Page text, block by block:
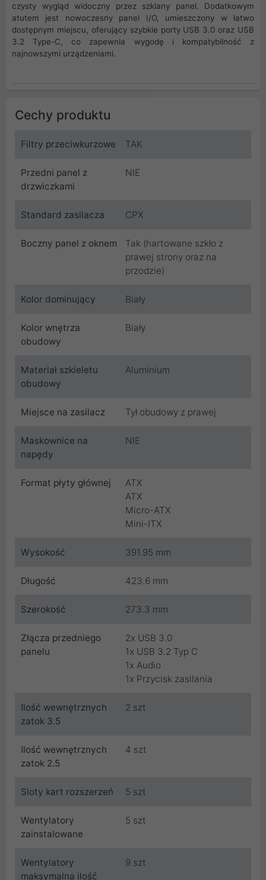
czysty wygląd widoczny przez szklany panel. Dodatkowym
atutem jest nowoczesny panel I/O, umieszczony w łatwo
dostępnym miejscu, oferujący szybkie porty USB 3.0 oraz USB
3.2 Type-C, co zapewnia wygodę i kompatybilność z
najnowszymi urządzeniami.
Cechy produktu
Filtry przeciwkurzowe TAK
Przedni panel z
drzwiczkami
NIE
Standard zasilacza CPX
Boczny panel z oknem
Tak (hartowane szkło z
prawej strony oraz na
przodzie)
Kolor dominujący Biały
Kolor wnętrza
obudowy
Biały
Materiał szkieletu
obudowy
Aluminium
Miejsce na zasilacz Tył obudowy z prawej
Maskownice na
napędy
NIE
Format płyty głównej
ATX
ATX
Micro-ATX
Mini-ITX
Wysokość 391.95 mm
Długość 423.6 mm
Szerokość 273.3 mm
Złącza przedniego
panelu
2x USB 3.0
1x USB 3.2 Typ C
1x Audio
1x Przycisk zasilania
Ilość wewnętrznych
zatok 3.5
2 szt
Ilość wewnętrznych
zatok 2.5
4 szt
Sloty kart rozszerzeń 5 szt
Wentylatory
zainstalowane
5 szt
Wentylatory
maksymalna ilość
9 szt